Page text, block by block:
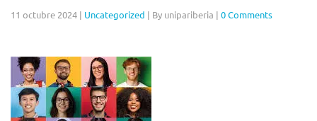
11 octubre 2024 | Uncategorized | By unipariberia | 0 Comments